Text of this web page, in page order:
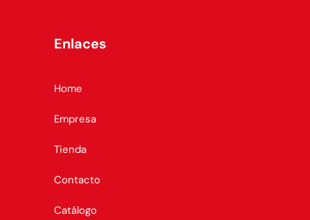
Enlaces
Home
Empresa
Tienda
Contacto
Catálogo